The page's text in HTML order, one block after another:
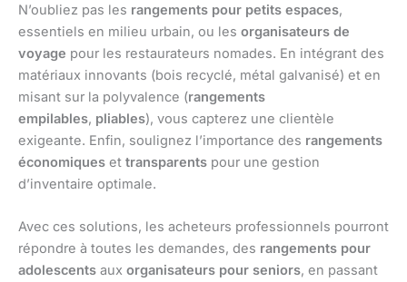
N’oubliez pas les rangements pour petits espaces,
essentiels en milieu urbain, ou les organisateurs de
voyage pour les restaurateurs nomades. En intégrant des
matériaux innovants (bois recyclé, métal galvanisé) et en
misant sur la polyvalence (rangements
empilables, pliables), vous capterez une clientèle
exigeante. Enfin, soulignez l’importance des rangements
économiques et transparents pour une gestion
d’inventaire optimale.
Avec ces solutions, les acheteurs professionnels pourront
répondre à toutes les demandes, des rangements pour
adolescents aux organisateurs pour seniors, en passant